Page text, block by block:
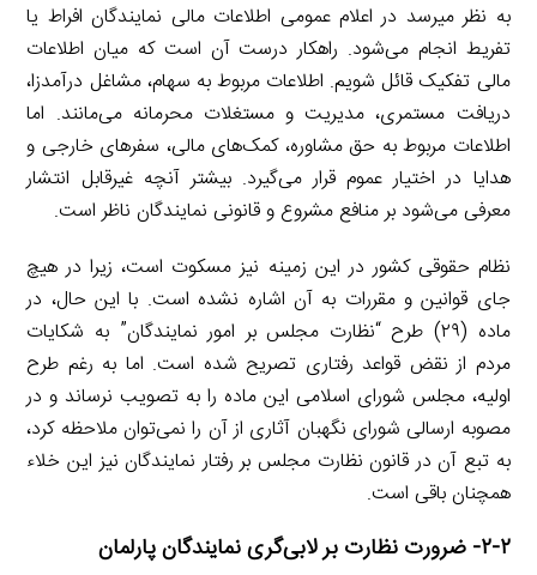
به نظر میرسد در اعلام عمومی اطلاعات مالی نمایندگان افراط یا
تفریط انجام می‌شود. راهکار درست آن است که میان اطلاعات
مالی تفکیک قائل شویم. اطلاعات مربوط به سهام، مشاغل درآمدزا،
دریافت مستمری، مدیریت و مستغلات محرمانه می‌مانند. اما
اطلاعات مربوط به حق مشاوره، کمک‌های مالی، سفرهای خارجی و
هدایا در اختیار عموم قرار می‌گیرد. بیشتر آنچه غیرقابل انتشار
معرفی می‌شود بر منافع مشروع و قانونی نمایندگان ناظر است.
نظام حقوقی کشور در این زمینه نیز مسکوت است، زیرا در هیچ
جای قوانین و مقررات به آن اشاره نشده است. با این حال، در
ماده (۲۹) طرح “نظارت مجلس بر امور نمایندگان” به شکایات
مردم از نقض قواعد رفتاری تصریح شده است. اما به رغم طرح
اولیه، مجلس شورای اسلامی این ماده را به تصویب نرساند و در
مصوبه ارسالی شورای نگهبان آثاری از آن را نمی‌توان ملاحظه کرد،
به تبع آن در قانون نظارت مجلس بر رفتار نمایندگان نیز این خلاء
همچنان باقی است.
۲-۲- ضرورت نظارت بر لابی‌گری نمایندگان پارلمان